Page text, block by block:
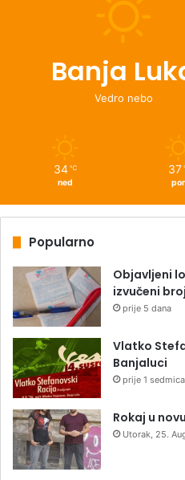
Banja
Vedro nebo
34 ℃
ned
37
Popularno
Objavljeni
izvučeni
prije 5 dana
Vlatko
Banjaluci
prije 1 sedmica
Rokaj u
Utorak, 25.